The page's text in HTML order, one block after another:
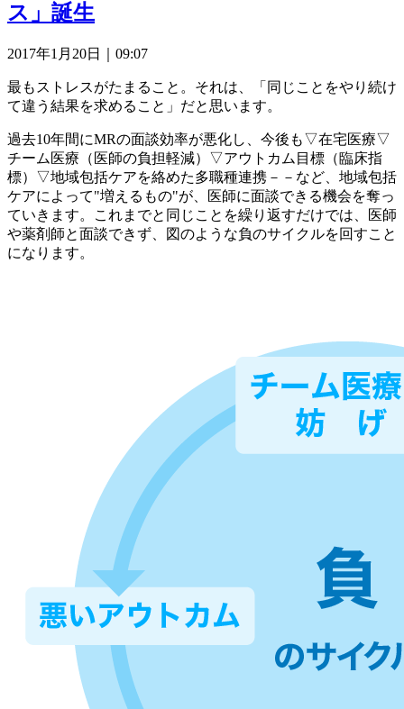
ス」誕生
2017年1月20日｜09:07
最もストレスがたまること。それは、「同じことをやり続け
て違う結果を求めること」だと思います。
過去10年間にMRの面談効率が悪化し、今後も▽在宅医療▽
チーム医療（医師の負担軽減）▽アウトカム目標（臨床指
標）▽地域包括ケアを絡めた多職種連携－－など、地域包括
ケアによって"増えるもの"が、医師に面談できる機会を奪っ
ていきます。これまでと同じことを繰り返すだけでは、医師
や薬剤師と面談できず、図のような負のサイクルを回すこと
になります。